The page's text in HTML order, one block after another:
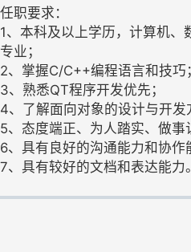
任职要求：
1、本科及以上学历，计算机、
专业；
2、掌握C/C++编程语言和技巧；
3、熟悉QT程序开发优先；
4、了解面向对象的设计与开发
5、态度端正、为人踏实、做事
6、具有良好的沟通能力和协作
7、具有较好的文档和表达能力。